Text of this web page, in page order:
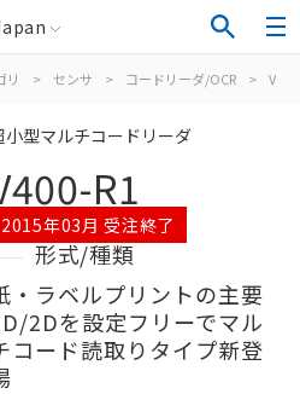
リ > センサ > コードリーダ/OCR >
小型マルチコードリーダ
R1
2015年03月 受注終了
形式/種類
・ラベルプリントの主要
2Dを設定フリーでマル
コード読取りタイプ新登